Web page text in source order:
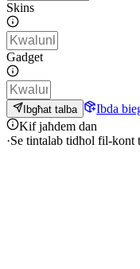
Skins
Gadget
Ibgħat talba
Ibda
Kif jaħdem dan
·Se tintalab tidħol fil-kont